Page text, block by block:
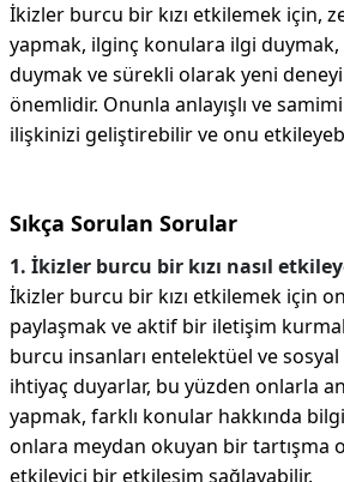
İkizler burcu bir kızı etkilemek için,
yapmak, ilginç konulara ilgi duymak,
duymak ve sürekli olarak yeni
önemlidir. Onunla anlayışlı ve
ilişkinizi geliştirebilir ve onu
Sıkça Sorulan Sorular
1. İkizler burcu bir kızı nasıl
İkizler burcu bir kızı etkilemek için
paylaşmak ve aktif bir iletişim
burcu insanları entelektüel ve
ihtiyaç duyarlar, bu yüzden onlarla
yapmak, farklı konular hakkında
onlara meydan okuyan bir tartışma
etkileyici bir etkileşim sağlayabilir.